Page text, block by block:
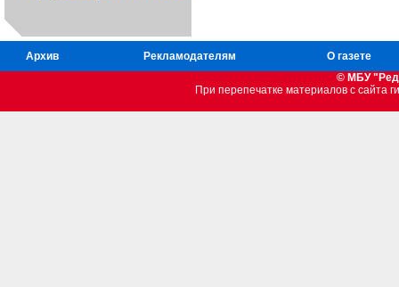
Архив Рекламодателям
О газете
© МБУ
При перепечатке материалов c сайта